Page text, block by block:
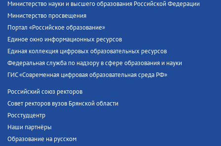
Министерство науки и высшего образования Российской Федерации
Министерство просвещения
Портал «Российское образование»
Единое окно информационных ресурсов
Единая коллекция цифровых образовательных ресурсов
Федеральная служба по надзору в сфере образования и науки
ГИС «Современная цифровая образовательная среда РФ»
Российский союз ректоров
Совет ректоров вузов Брянской области
Росстудцентр
Наши партнёры
Образование на русском